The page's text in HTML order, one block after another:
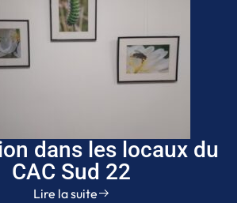
dans les locaux du
CAC Sud 22
Lire la suite